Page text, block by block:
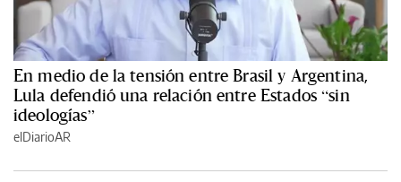
En medio de la tensión entre Brasil y Argentina,
Lula defendió una relación entre Estados “sin
ideologías”
elDiarioAR